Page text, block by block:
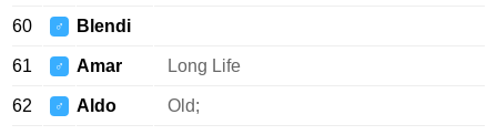
60 ♂ Blendi
61 ♂ Amar Long Life
62 ♂ Aldo Old;